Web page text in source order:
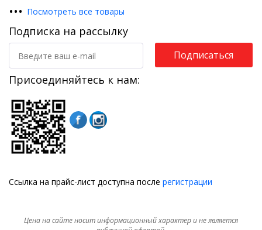
••• Посмотреть все товары
Подписка на рассылку
Подписаться
Присоединяйтесь к нам:
Ссылка на прайс-лист доступна после регистрации
Цена на сайте носит информационный характер и не является